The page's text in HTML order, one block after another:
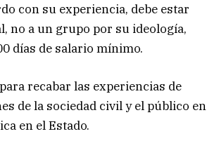
con su experiencia, debe estar
no a un grupo por su ideología,
días de salario mínimo.
recabar las experiencias de
de la sociedad civil y el público en
en el Estado.